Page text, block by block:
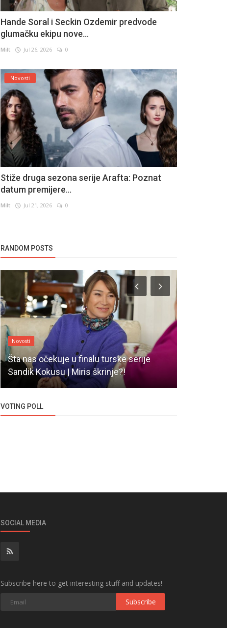
Hande Soral i Seckin Ozdemir predvode
glumačku ekipu nove...
Milt Jul 26, 2026 0
Novosti
Stiže druga sezona serije Arafta: Poznat
datum premijere...
Milt Jul 21, 2026 0
RANDOM POSTS
Novosti
Šta nas očekuje u finalu turske serije
Sandik Kokusu | Miris škrinje?!
VOTING POLL
SOCIAL MEDIA
Subscribe here to get interesting stuff and updates!
Subscribe